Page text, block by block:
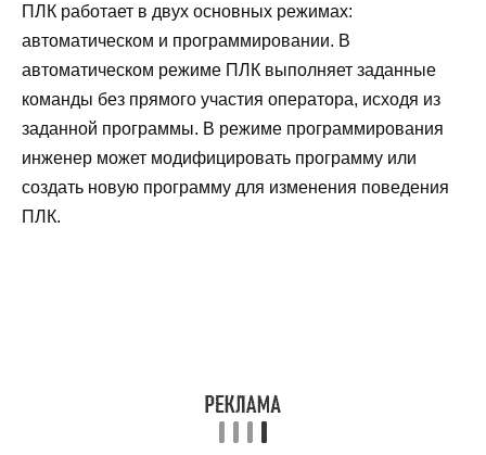
ПЛК работает в двух основных режимах:
автоматическом и программировании. В
автоматическом режиме ПЛК выполняет заданные
команды без прямого участия оператора, исходя из
заданной программы. В режиме программирования
инженер может модифицировать программу или
создать новую программу для изменения поведения
ПЛК.